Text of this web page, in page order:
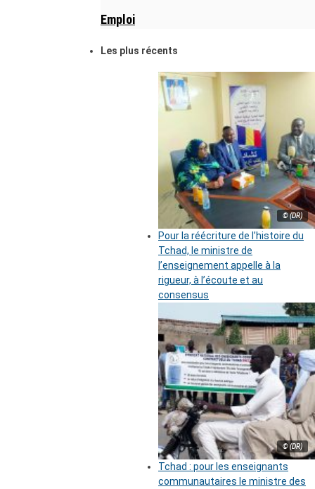
Emploi
Les plus récents
© (DR)
Pour la réécriture de l’histoire du
Tchad, le ministre de
l’enseignement appelle à la
rigueur, à l’écoute et au
consensus
© (DR)
Tchad : pour les enseignants
communautaires le ministre des